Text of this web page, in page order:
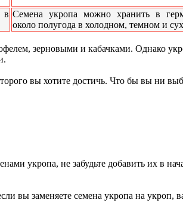
в Семена укропа можно хранить в
около полугода в холодном, темном и
зерновыми и кабачками. Однако
вы хотите достичь. Что бы вы ни
укропа, не забудьте добавить их в
вы заменяете семена укропа на укроп,